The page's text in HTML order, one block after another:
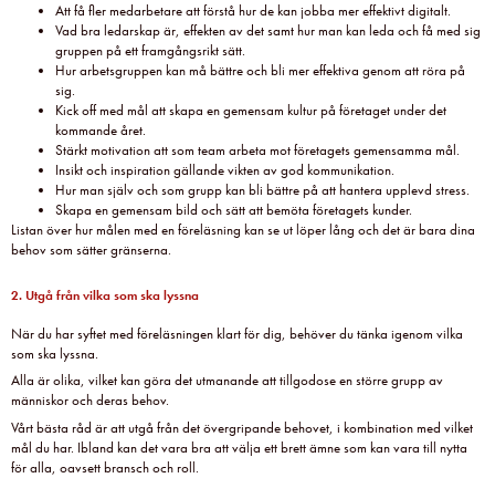
Att få fler medarbetare att förstå hur de kan jobba mer effektivt digitalt.
Vad bra ledarskap är, effekten av det samt hur man kan leda och få med sig
gruppen på ett framgångsrikt sätt.
Hur arbetsgruppen kan må bättre och bli mer effektiva genom att röra på
sig.
Kick off med mål att skapa en gemensam kultur på företaget under det
kommande året.
Stärkt motivation att som team arbeta mot företagets gemensamma mål.
Insikt och inspiration gällande vikten av god kommunikation.
Hur man själv och som grupp kan bli bättre på att hantera upplevd stress.
Skapa en gemensam bild och sätt att bemöta företagets kunder.
Listan över hur målen med en föreläsning kan se ut löper lång och det är bara dina
behov som sätter gränserna.
2. Utgå från vilka som ska lyssna
När du har syftet med föreläsningen klart för dig, behöver du tänka igenom vilka
som ska lyssna.
Alla är olika, vilket kan göra det utmanande att tillgodose en större grupp av
människor och deras behov.
Vårt bästa råd är att utgå från det övergripande behovet, i kombination med vilket
mål du har. Ibland kan det vara bra att välja ett brett ämne som kan vara till nytta
för alla, oavsett bransch och roll.